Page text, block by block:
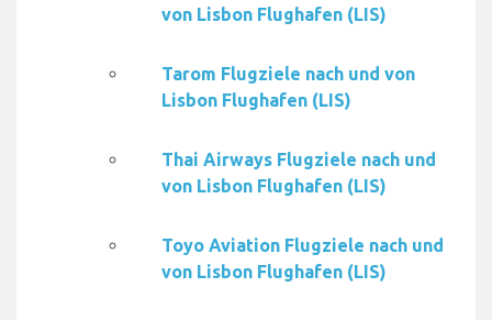
von Lisbon Flughafen (LIS)
Tarom Flugziele nach und von
Lisbon Flughafen (LIS)
Thai Airways Flugziele nach und
von Lisbon Flughafen (LIS)
Toyo Aviation Flugziele nach und
von Lisbon Flughafen (LIS)